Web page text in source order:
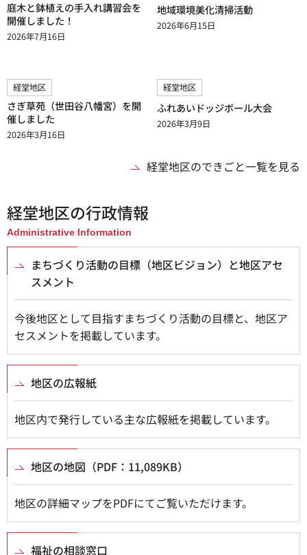
庭木と鉢植えの手入れ講習会を
開催しました！
2026年7月16日
地域環境美化清掃活動
2026年6月15日
経堂地区
さぎ草苑（世田谷八幡宮）を開
催しました
2026年3月16日
経堂地区
ふれあいドッジボール大会
2026年3月9日
経堂地区のできごと一覧を見る
経堂地区の行政情報
Administrative Information
まちづくり活動の目標（地区ビジョン）と地区アセ
スメント
今後地区として目指すまちづくり活動の目標と、地区ア
セスメントを掲載しています。
地区の広報紙
地区内で発行している主な広報紙を掲載しています。
地区の地図（PDF：11,089KB）
地区の詳細マップをPDFにてご覧いただけます。
福祉の相談窓口